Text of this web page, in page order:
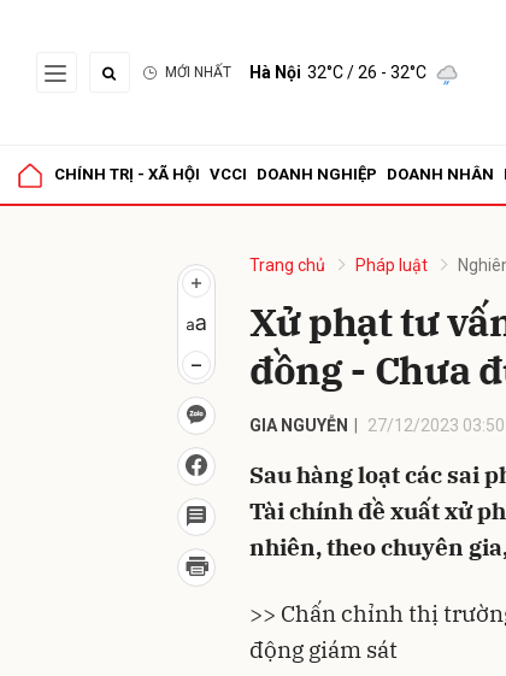
MỚI NHẤT Hà Nội 32°C/ 26 - 32°C
CHÍNH TRỊ - XÃ HỘI VCCI DOANH NGHIỆP DOANH NHÂN
Trang chủ Pháp luật
Xử phạt tư
đồng - Chưa
GIA NGUYỄN 27/12/2023 03:50
Sau hàng loạt các sai
Tài chính đề xuất xử
nhiên, theo chuyên
>> Chấn chỉnh thị
động giám sát